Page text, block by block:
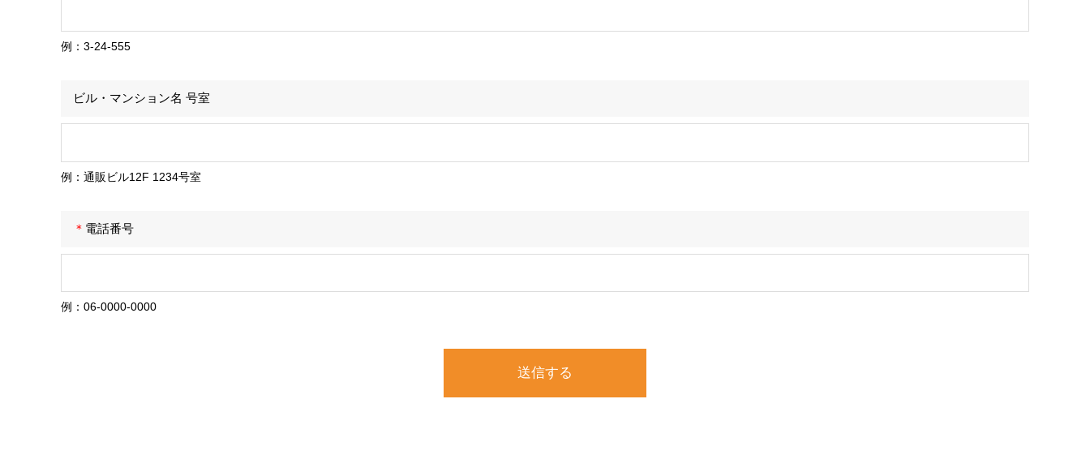
例：3-24-555
ビル・マンション名 号室
例：通販ビル12F 1234号室
＊ 電話番号
例：06-0000-0000